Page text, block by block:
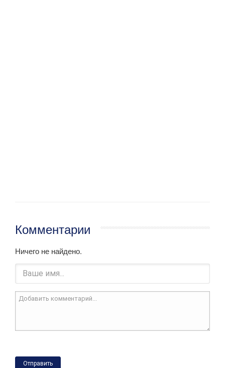
Комментарии
Ничего не найдено.
Отправить